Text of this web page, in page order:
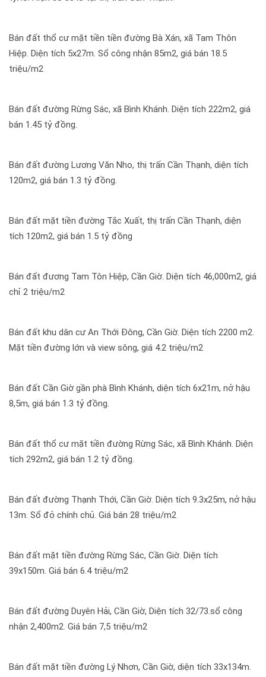
Bán đất thổ cư mặt tiền tiền đường Bà Xán, xã Tam Thôn
Hiệp. Diện tích 5x27m. Sổ công nhận 85m2, giá bán 18.5
triệu/m2
Bán đất đường Rừng Sác, xã Bình Khánh. Diện tích 222m2, giá
bán 1.45 tỷ đồng.
Bán đất đường Lương Văn Nho, thị trấn Cần Thạnh, diện tích
120m2, giá bán 1.3 tỷ đồng.
Bán đất mặt tiền đường Tắc Xuất, thị trấn Cần Thạnh, diện
tích 120m2, giá bán 1.5 tỷ đồng
Bán đất đương Tam Tôn Hiệp, Cần Giờ. Diện tích 46,000m2, giá
chỉ 2 triệu/m2
Bán đất khu dân cư An Thới Đông, Cần Giờ. Diện tích 2200 m2.
Mặt tiền đường lớn và view sông, giá 4.2 triệu/m2
Bán đất Cần Giờ gần phà Bình Khánh, diện tích 6x21m, nở hậu
8,5m, giá bán 1.3 tỷ đồng.
Bán đất thổ cư mặt tiền đường Rừng Sác, xã Bình Khánh. Diện
tích 292m2, giá bán 1.2 tỷ đồng.
Bán đất đường Thạnh Thới, Cần Giờ. Diện tích 9.3x25m, nở hậu
13m. Sổ đỏ chính chủ. Giá bán 28 triệu/m2
Bán đất mặt tiền đường Rừng Sác, Cần Giờ. Diện tích
39x150m. Giá bán 6.4 triệu/m2
Bán đất đường Duyên Hải, Cần Giờ, Diện tích 32/73.sổ công
nhận 2,400m2. Giá bán 7,5 triệu/m2
Bán đất mặt tiền đường Lý Nhơn, Cần Giờ, diện tích 33x134m.